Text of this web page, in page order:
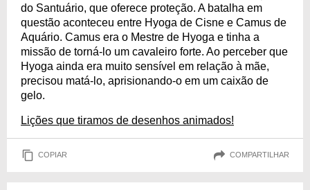
do Santuário, que oferece proteção. A batalha em
questão aconteceu entre Hyoga de Cisne e Camus de
Aquário. Camus era o Mestre de Hyoga e tinha a
missão de torná-lo um cavaleiro forte. Ao perceber que
Hyoga ainda era muito sensível em relação à mãe,
precisou matá-lo, aprisionando-o em um caixão de
gelo.
Lições que tiramos de desenhos animados!
COPIAR COMPARTILHAR